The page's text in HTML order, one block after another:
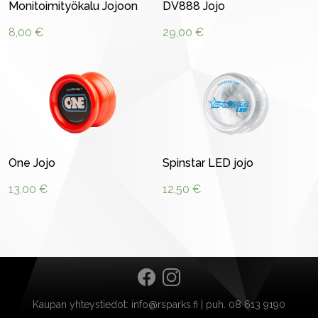
Monitoimityökalu Jojoon
8,00 €
DV888 Jojo
29,00 €
One Jojo
13,00 €
Spinstar LED jojo
12,50 €
Kaupan yhteystiedot: info@rsparks.fi | puh. 08 613 9190